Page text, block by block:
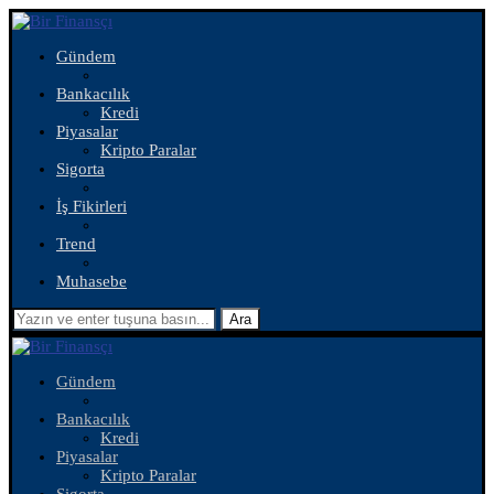
Gündem
Bankacılık
Kredi
Piyasalar
Kripto Paralar
Sigorta
İş Fikirleri
Trend
Muhasebe
Ara
Gündem
Bankacılık
Kredi
Piyasalar
Kripto Paralar